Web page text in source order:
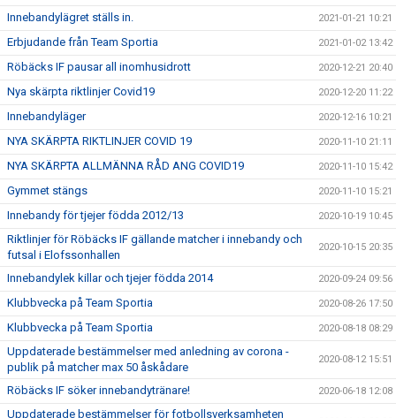
Innebandylägret ställs in. 2021-01-21 10:21
Erbjudande från Team Sportia 2021-01-02 13:42
Röbäcks IF pausar all inomhusidrott 2020-12-21 20:40
Nya skärpta riktlinjer Covid19 2020-12-20 11:22
Innebandyläger 2020-12-16 10:21
NYA SKÄRPTA RIKTLINJER COVID 19 2020-11-10 21:11
NYA SKÄRPTA ALLMÄNNA RÅD ANG COVID19 2020-11-10 15:42
Gymmet stängs 2020-11-10 15:21
Innebandy för tjejer födda 2012/13 2020-10-19 10:45
Riktlinjer för Röbäcks IF gällande matcher i innebandy och
futsal i Elofssonhallen
2020-10-15 20:35
Innebandylek killar och tjejer födda 2014 2020-09-24 09:56
Klubbvecka på Team Sportia 2020-08-26 17:50
Klubbvecka på Team Sportia 2020-08-18 08:29
Uppdaterade bestämmelser med anledning av corona -
publik på matcher max 50 åskådare
2020-08-12 15:51
Röbäcks IF söker innebandytränare! 2020-06-18 12:08
Uppdaterade bestämmelser för fotbollsverksamheten